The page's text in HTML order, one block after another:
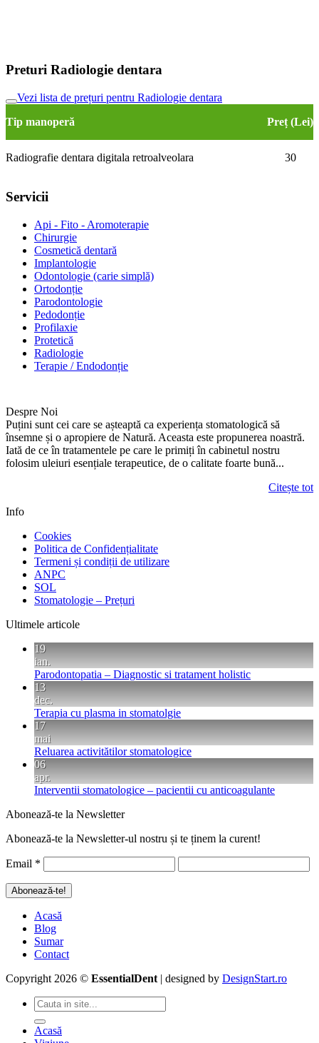
Preturi Radiologie dentara
Vezi lista de prețuri pentru Radiologie dentara
Tip manoperă
Preț (Lei)
Radiografie dentara digitala retroalveolara 30
Servicii
Api - Fito - Aromoterapie
Chirurgie
Cosmetică dentară
Implantologie
Odontologie (carie simplă)
Ortodonție
Parodontologie
Pedodonție
Profilaxie
Protetică
Radiologie
Terapie / Endodonție
Despre Noi
Puțini sunt cei care se așteaptă ca experiența stomatologică să
însemne și o apropiere de Natură. Aceasta este propunerea noastră.
Iată de ce în tratamentele pe care le primiți în cabinetul nostru
folosim uleiuri esențiale terapeutice, de o calitate foarte bună...
Citește tot
Info
Cookies
Politica de Confidențialitate
Termeni și condiții de utilizare
ANPC
SOL
Stomatologie – Prețuri
Ultimele articole
19
ian.
Parodontopatia – Diagnostic si tratament holistic
13
dec.
Terapia cu plasma in stomatolgie
17
mai
Reluarea activitătilor stomatologice
06
apr.
Interventii stomatologice – pacientii cu anticoagulante
Abonează-te la Newsletter
Abonează-te la Newsletter-ul nostru și te ținem la curent!
Email *
Acasă
Blog
Sumar
Contact
Copyright 2026 © EssentialDent | designed by DesignStart.ro
Acasă